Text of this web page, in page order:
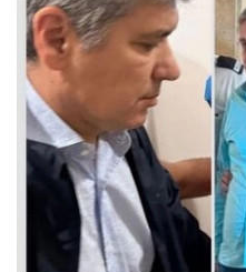
въвеждат
читателите
редакцията
не
носи
отговорност
откриете